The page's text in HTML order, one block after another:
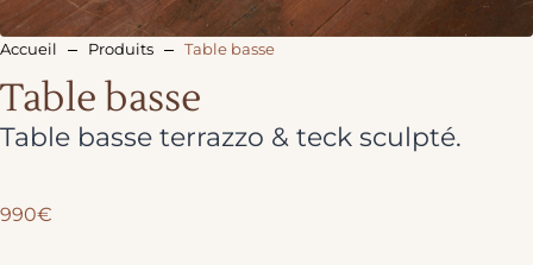
Accueil Produits Table basse
Table basse
Table basse terrazzo & teck sculpté.
990€